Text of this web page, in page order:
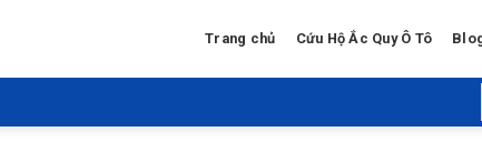
Trang chủ Cứu Hộ Ắc Quy Ô Tô